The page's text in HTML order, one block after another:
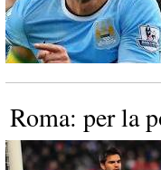
Roma: per la